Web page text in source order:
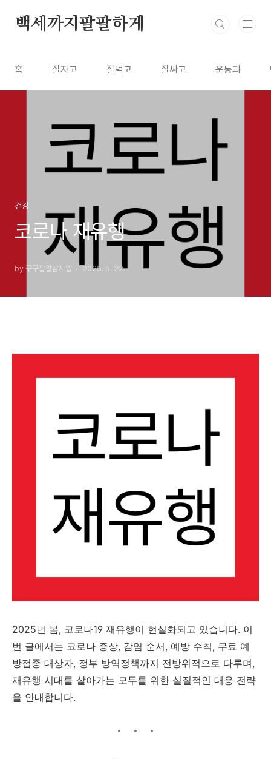
백세까지팔팔하게
홈 잘자고 잘먹고 잘싸고 운동과
건강
코로나 재유행
by 구구팔팔삼사일 2025. 5. 22.
2025년 봄, 코로나19 재유행이 현실화되고 있습니다. 이
번 글에서는 코로나 증상, 감염 순서, 예방 수칙, 무료 예
방접종 대상자, 정부 방역정책까지 전방위적으로 다루며,
재유행 시대를 살아가는 모두를 위한 실질적인 대응 전략
을 안내합니다.